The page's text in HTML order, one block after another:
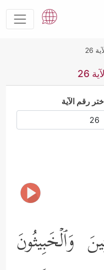
26
26
رقم الآية
وَٱلۡخَبِیثُونَ